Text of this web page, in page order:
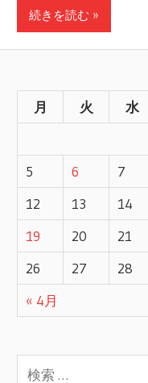
続きを読む »
月
火 水
« 4月
5
6 7
12
13 14
19
20 21
26
27 28